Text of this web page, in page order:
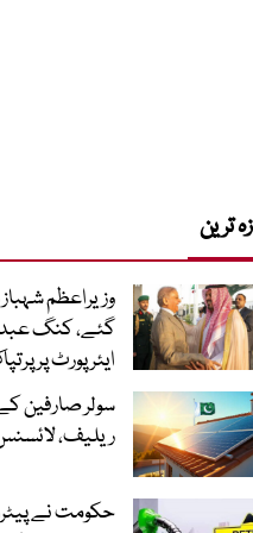
ترین
وزیراعظم
گئے، کنگ
ایئر پورٹ پر
سولر صارفین کے
ریلیف،
حکومت نے